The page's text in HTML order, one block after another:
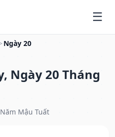
Ngày 20
Ngày 20 Tháng
Mậu Tuất